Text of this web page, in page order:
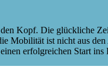
Kopf. Die glückliche
Mobilität ist nicht aus
erfolgreichen Start ins